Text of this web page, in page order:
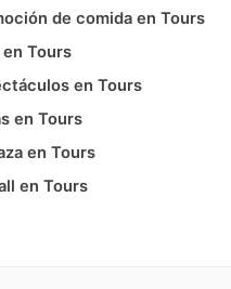
de comida en Tours
Tours
en Tours
en Tours
en Tours
en Tours